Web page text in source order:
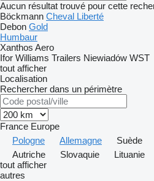
Aucun résultat trouvé pour cette
Böckmann Cheval Liberté
Debon Gold
Humbaur
Xanthos Aero
Ifor Williams Trailers Niewiadów WST
tout afficher
Localisation
Rechercher dans un périmètre
France Europe
Pologne
Allemagne Suède
Autriche
Slovaquie
Lituanie
tout afficher
autres